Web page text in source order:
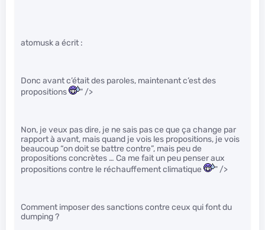
atomusk a écrit :
Donc avant c’était des paroles, maintenant c’est des
propositions
" />
Non, je veux pas dire, je ne sais pas ce que ça change par
rapport à avant, mais quand je vois les propositions, je vois
beaucoup “on doit se battre contre”, mais peu de
propositions concrètes … Ca me fait un peu penser aux
propositions contre le réchauffement climatique
" />
Comment imposer des sanctions contre ceux qui font du
dumping ?